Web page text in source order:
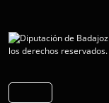
los derechos reservados.